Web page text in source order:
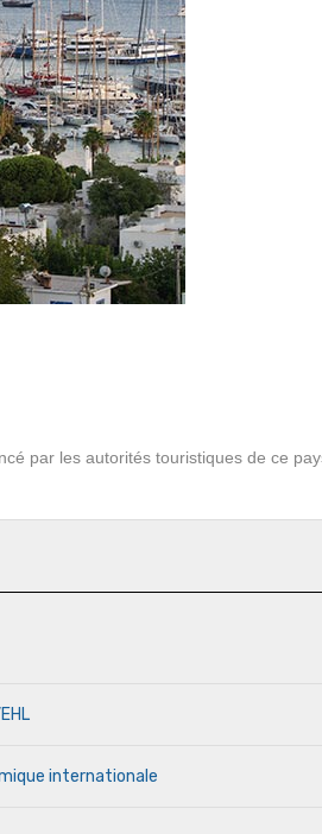
par les autorités touristiques de ce
internationale